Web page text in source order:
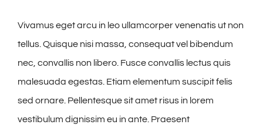
Vivamus eget arcu in leo ullamcorper venenatis ut non
tellus. Quisque nisi massa, consequat vel bibendum
nec, convallis non libero. Fusce convallis lectus quis
malesuada egestas. Etiam elementum suscipit felis
sed ornare. Pellentesque sit amet risus in lorem
vestibulum dignissim eu in ante. Praesent